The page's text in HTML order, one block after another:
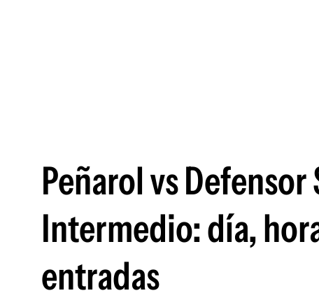
Peñarol vs
Intermedio: día,
entradas